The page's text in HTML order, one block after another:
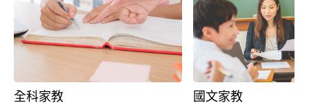
全科家教 國文家教